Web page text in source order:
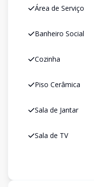
Área de Serviço
Banheiro Social
Cozinha
Piso Cerâmica
Sala de Jantar
Sala de TV